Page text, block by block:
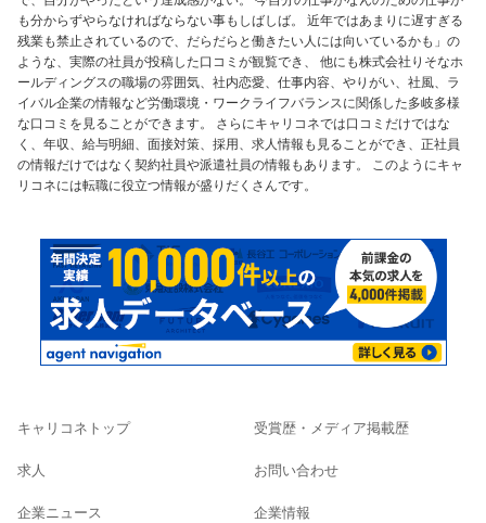
も分からずやらなければならない事もしばしば。 近年ではあまりに遅すぎる
残業も禁止されているので、だらだらと働きたい人には向いているかも」の
ような、実際の社員が投稿した口コミが観覧でき、 他にも株式会社りそなホ
ールディングスの職場の雰囲気、社内恋愛、仕事内容、やりがい、社風、ラ
イバル企業の情報など労働環境・ワークライフバランスに関係した多岐多様
な口コミを見ることができます。 さらにキャリコネでは口コミだけではな
く、年収、給与明細、面接対策、採用、求人情報も見ることができ、正社員
の情報だけではなく契約社員や派遣社員の情報もあります。 このようにキャ
リコネには転職に役立つ情報が盛りだくさんです。
キャリコネトップ
求人
企業ニュース
受賞歴・メディア掲載歴
お問い合わせ
企業情報